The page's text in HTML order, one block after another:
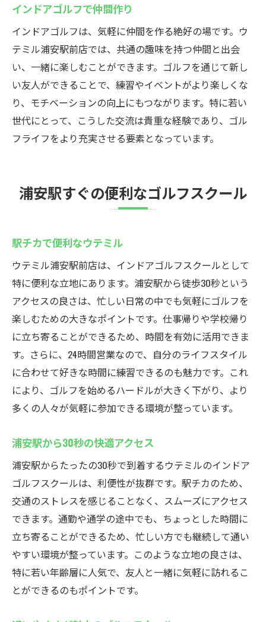
手軽に始めるゴルフの第一歩
初心者におすすめのゴルフの始め方
気軽に楽しむインドアゴルフの秘訣
ウテミルで簡単にゴルフを始める
初めてでも安心のインドアゴルフ
ウテミルで気軽にゴルフデビュー
インドアゴルフで仲間作り
インドアゴルフは、気軽に仲間を作る絶好の場です。ウ
テミル浦安駅前店では、共通の趣味を持つ仲間と出会
い、一緒に楽しむことができます。ゴルフを通じて新し
い友人ができることで、練習やイベントがより楽しくな
り、モチベーションの向上にもつながります。特に若い
世代にとって、こうした交流は貴重な経験であり、ゴル
フライフをより充実させる要素となっています。
浦安駅すぐの便利なゴルフスクール
駅チカで便利なウテミル
ウテミル浦安駅前店は、インドアゴルフスクールとして
特に便利な立地にあります。浦安駅から徒歩30秒という
アクセスの良さは、忙しい日常の中でも気軽にゴルフを
楽しむための大きなポイントです。仕事帰りや学校帰り
に立ち寄ることができるため、時間を有効に活用できま
す。さらに、24時間営業なので、自分のライフスタイル
に合わせて好きな時間に練習できるのも魅力です。これ
により、ゴルフを始めるハードルが大きく下がり、より
多くの人々が気軽に参加できる環境が整っています。
浦安駅から30秒の快適アクセス
浦安駅からたったの30秒で到着するウテミルのインドア
ゴルフスクールは、利便性が抜群です。駅チカのため、
交通のストレスを感じることなく、スムーズにアクセス
できます。通勤や通学の途中でも、ちょっとした時間に
立ち寄ることができるため、忙しい方でも継続して通い
やすい環境が整っています。このような立地の良さは、
特に若い年齢層に人気で、友人と一緒に気軽に訪れるこ
とができるのもポイントです。